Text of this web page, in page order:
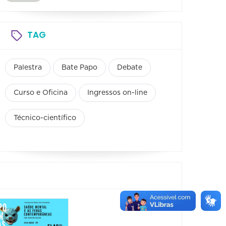
TAG
Palestra Bate Papo Debate
Curso e Oficina Ingressos on-line
Técnico-científico
III